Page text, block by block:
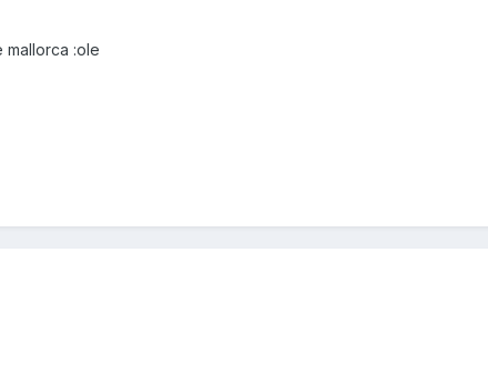
mallorca :ole